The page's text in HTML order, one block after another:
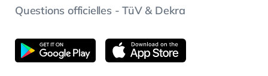
Questions officielles - TüV & Dekra